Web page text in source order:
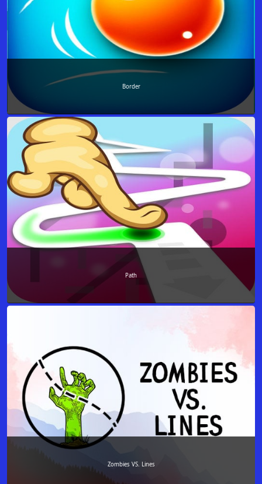
Border
Path
Zombies VS. Lines